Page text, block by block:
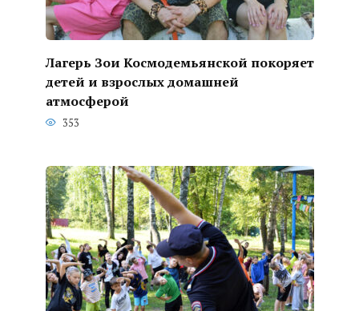
Лагерь Зои Космодемьянской покоряет
детей и взрослых домашней
атмосферой
353